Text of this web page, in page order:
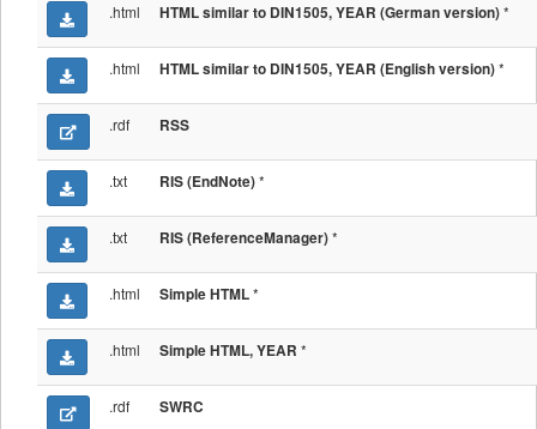
.html HTML similar to DIN1505, YEAR (German version)*
.html HTML similar to DIN1505, YEAR (English version)*
.rdf RSS
.txt RIS (EndNote)*
.txt RIS (ReferenceManager)*
.html Simple HTML*
.html Simple HTML, YEAR *
.rdf SWRC